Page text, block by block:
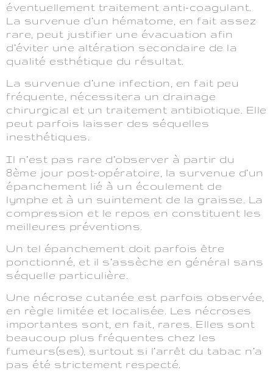
éventuellement traitement anti-coagulant.
La survenue d’un hématome, en fait assez
rare, peut justifier une évacuation afin
d’éviter une altération secondaire de la
qualité esthétique du résultat.
La survenue d’une infection, en fait peu
fréquente, nécessitera un drainage
chirurgical et un traitement antibiotique. Elle
peut parfois laisser des séquelles
inesthétiques.
Il n’est pas rare d’observer à partir du
8ème jour post-opératoire, la survenue d’un
épanchement lié à un écoulement de
lymphe et à un suintement de la graisse. La
compression et le repos en constituent les
meilleures préventions.
Un tel épanchement doit parfois être
ponctionné, et il s’assèche en général sans
séquelle particulière.
Une nécrose cutanée est parfois observée,
en règle limitée et localisée. Les nécroses
importantes sont, en fait, rares. Elles sont
beaucoup plus fréquentes chez les
fumeurs(ses), surtout si l’arrêt du tabac n’a
pas été strictement respecté.